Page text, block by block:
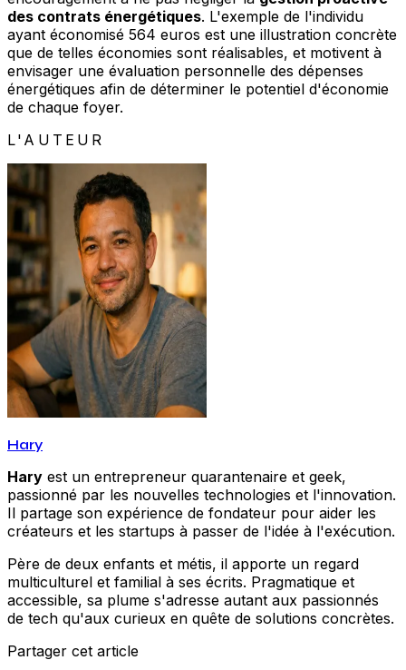
des contrats énergétiques. L'exemple de l'individu
ayant économisé 564 euros est une illustration concrète
que de telles économies sont réalisables, et motivent à
envisager une évaluation personnelle des dépenses
énergétiques afin de déterminer le potentiel d'économie
de chaque foyer.
L'AUTEUR
Hary
Hary est un entrepreneur quarantenaire et geek,
passionné par les nouvelles technologies et l'innovation.
Il partage son expérience de fondateur pour aider les
créateurs et les startups à passer de l'idée à l'exécution.
Père de deux enfants et métis, il apporte un regard
multiculturel et familial à ses écrits. Pragmatique et
accessible, sa plume s'adresse autant aux passionnés
de tech qu'aux curieux en quête de solutions concrètes.
Partager cet article